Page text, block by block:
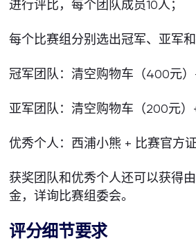
进行评比，每个团队成员10人；
每个比赛组分别选出冠军、亚军和
冠军团队：清空购物车（400元
亚军团队：清空购物车（200元
优秀个人：西浦小熊 + 比赛官方
获奖团队和优秀个人还可以获得
金，详询比赛组委会。
评分细节要求